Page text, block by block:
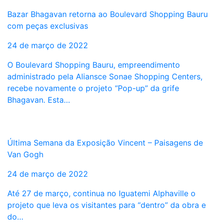
Bazar Bhagavan retorna ao Boulevard Shopping Bauru
com peças exclusivas
24 de março de 2022
O Boulevard Shopping Bauru, empreendimento
administrado pela Aliansce Sonae Shopping Centers,
recebe novamente o projeto “Pop-up” da grife
Bhagavan. Esta…
Última Semana da Exposição Vincent – Paisagens de
Van Gogh
24 de março de 2022
Até 27 de março, continua no Iguatemi Alphaville o
projeto que leva os visitantes para “dentro” da obra e
do…